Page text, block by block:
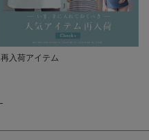
再入荷アイテム